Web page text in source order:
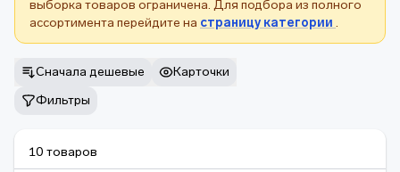
выборка товаров ограничена. Для подбора из полного
ассортимента перейдите на страницу категории .
Сначала дешевые
Карточки
Фильтры
10 товаров